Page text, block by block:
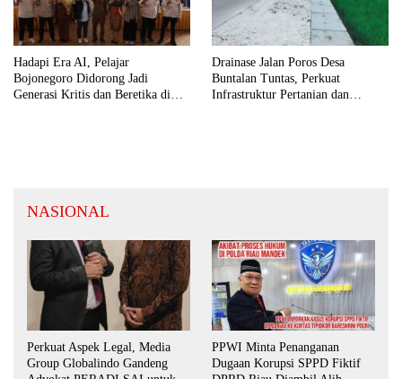
Hadapi Era AI, Pelajar
Bojonegoro Didorong Jadi
Generasi Kritis dan Beretika di
Drainase Jalan Poros Desa
Buntalan Tuntas, Perkuat
Infrastruktur Pertanian dan
NASIONAL
Perkuat Aspek Legal, Media
Group Globalindo Gandeng
PPWI Minta Penanganan
Dugaan Korupsi SPPD Fiktif